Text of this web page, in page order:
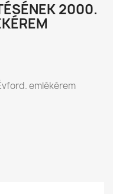
2000.
emlékérem